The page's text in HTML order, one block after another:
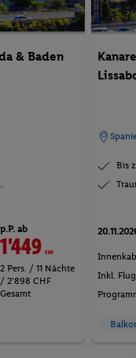
& Baden
p.P. ab
1'449CHF
2 Pers. / 11 Nächte
/ 2'898 CHF
Gesamt
Bis
Inkl.